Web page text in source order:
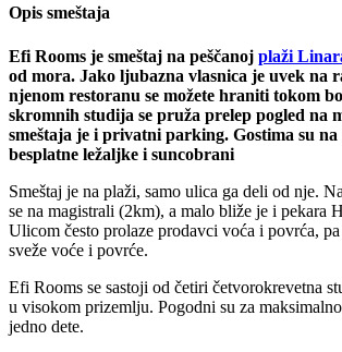
Opis smeštaja
Efi Rooms je smeštaj na peščanoj plaži
od mora. Jako ljubazna vlasnica je uvek na
njenom restoranu se možete hraniti tokom
skromnih studija se pruža prelep pogled na
smeštaja je i privatni parking. Gostima su
besplatne ležaljke i suncobrani
Smeštaj je na plaži, samo ulica ga deli od nje.
se na magistrali (2km), a malo bliže je i pekara
Ulicom često prolaze prodavci voća i povrća,
sveže voće i povrće.
Efi Rooms se sastoji od četiri četvorokrevetna
u visokom prizemlju. Pogodni su za
jedno dete.